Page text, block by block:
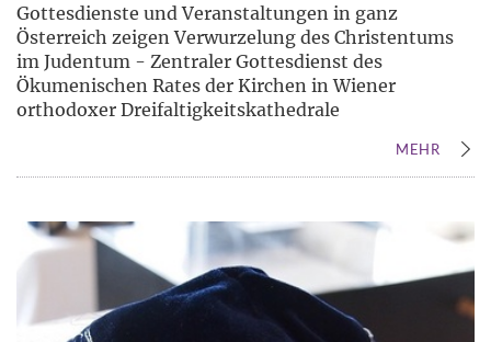
Gottesdienste und Veranstaltungen in ganz
Österreich zeigen Verwurzelung des Christentums
im Judentum - Zentraler Gottesdienst des
Ökumenischen Rates der Kirchen in Wiener
orthodoxer Dreifaltigkeitskathedrale
MEHR